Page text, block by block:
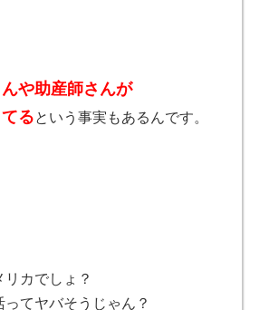
や助産師さんが
るという事実もあるんです。
カでしょ？
てヤバそうじゃん？